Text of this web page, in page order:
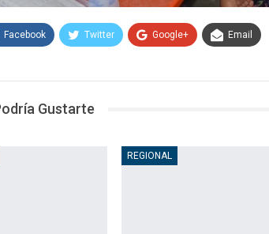
Facebook Twitter Google+ Email
Gustarte
REGIONAL